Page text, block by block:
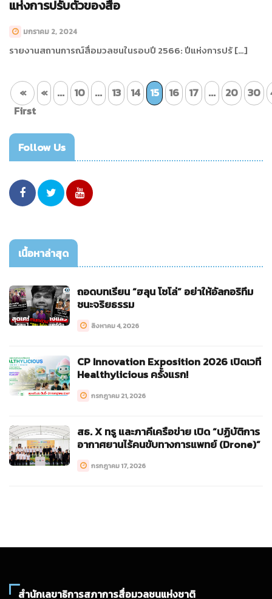
แห่งการปรับตัวของสื่อ
มกราคม 2, 2024
รายงานสถานการณ์สื่อมวลชนในรอบปี 2566: ปีแห่งการปรั […]
«
First
« ... 10 ... 13 14 15 16 17 ... 20 30
Follow Us
เนื้อหาล่าสุด
ถอดบทเรียน “ฮลุน โซโล่” อย่าให้อัลกอริทึม
ชนะจริยธรรม
สิงหาคม 4, 2026
CP Innovation Exposition 2026 เปิดเวที
Healthylicious ครั้งแรก!
กรกฎาคม 21, 2026
สธ. X ทรู และภาคีเครือข่าย เปิด “ปฏิบัติการ
อากาศยานไร้คนขับทางการแพทย์ (Drone)”
กรกฎาคม 17, 2026
สำนักเลขาธิการสภาการสื่อมวลชนแห่งชาติ